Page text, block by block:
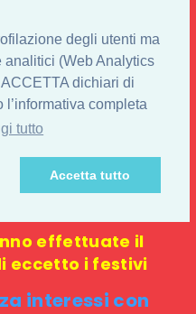
degli utenti ma
analitici (Web Analytics
dichiari di
l’informativa completa
tutto
Accetta tutto
ON LINE
E
online: nessun
punto di ritiro
con spesa minima di
effettuate il
eccetto i festivi
interessi con